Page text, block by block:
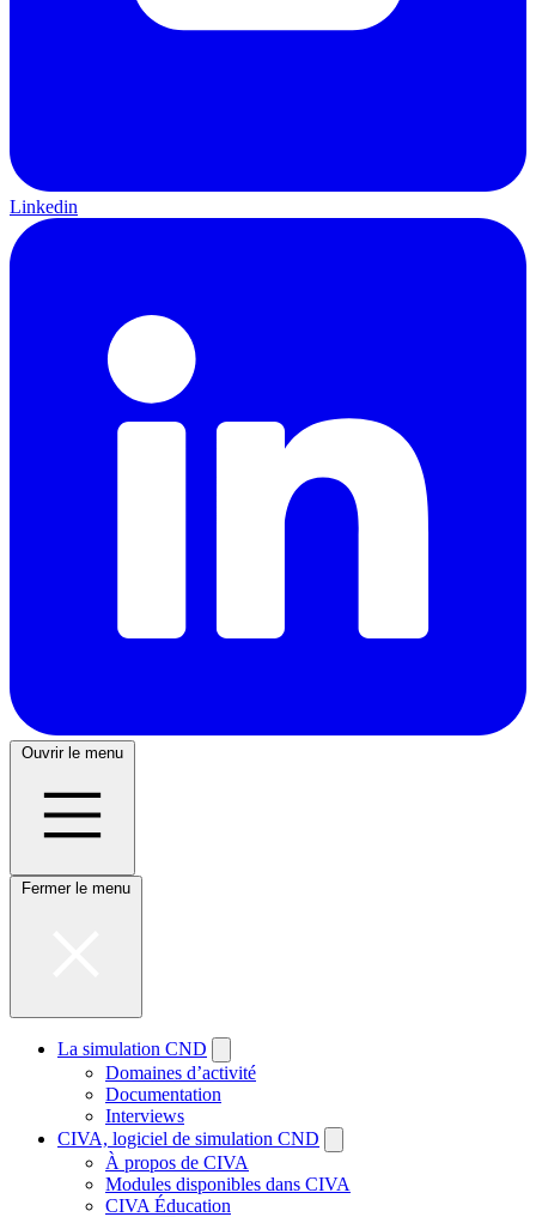
Linkedin
Ouvrir le menu
Fermer le menu
La simulation CND
Domaines d’activité
Documentation
Interviews
CIVA, logiciel de simulation CND
À propos de CIVA
Modules disponibles dans CIVA
CIVA Éducation